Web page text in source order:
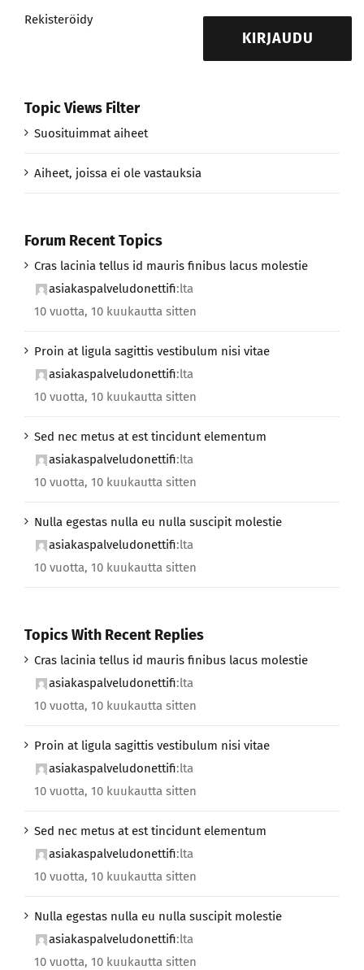
KIRJAUDU
Rekisteröidy
Topic Views Filter
Suosituimmat aiheet
Aiheet, joissa ei ole vastauksia
Forum Recent Topics
Cras lacinia tellus id mauris finibus lacus molestie
asiakaspalveludonettifi:lta
10 vuotta, 10 kuukautta sitten
Proin at ligula sagittis vestibulum nisi vitae
asiakaspalveludonettifi:lta
10 vuotta, 10 kuukautta sitten
Sed nec metus at est tincidunt elementum
asiakaspalveludonettifi:lta
10 vuotta, 10 kuukautta sitten
Nulla egestas nulla eu nulla suscipit molestie
asiakaspalveludonettifi:lta
10 vuotta, 10 kuukautta sitten
Topics With Recent Replies
Cras lacinia tellus id mauris finibus lacus molestie
asiakaspalveludonettifi:lta
10 vuotta, 10 kuukautta sitten
Proin at ligula sagittis vestibulum nisi vitae
asiakaspalveludonettifi:lta
10 vuotta, 10 kuukautta sitten
Sed nec metus at est tincidunt elementum
asiakaspalveludonettifi:lta
10 vuotta, 10 kuukautta sitten
Nulla egestas nulla eu nulla suscipit molestie
asiakaspalveludonettifi:lta
10 vuotta, 10 kuukautta sitten